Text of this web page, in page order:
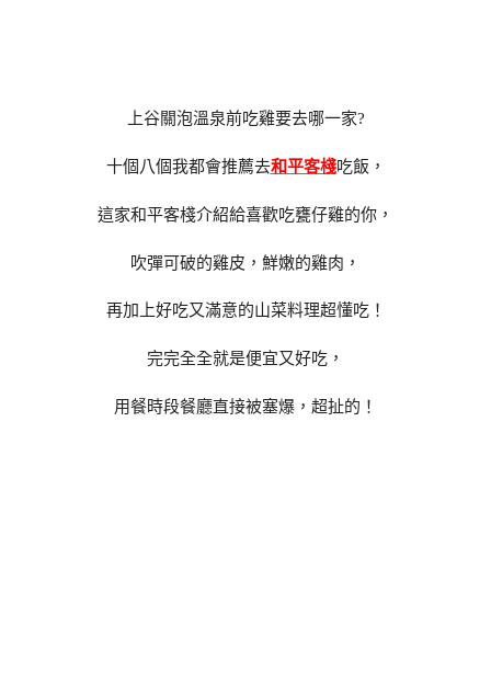
上谷關泡溫泉前吃雞要去哪一家?
十個八個我都會推薦去和平客棧吃飯，
這家和平客棧介紹給喜歡吃甕仔雞的你，
吹彈可破的雞皮，鮮嫩的雞肉，
再加上好吃又滿意的山菜料理超懂吃！
完完全全就是便宜又好吃，
用餐時段餐廳直接被塞爆，超扯的！